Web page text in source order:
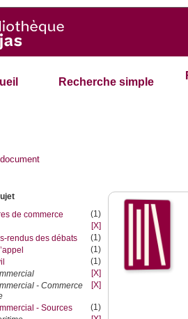
Recherche simple
document
de commerce
(1)
[X]
rendus des débats
(1)
(1)
(1)
[X]
- Commerce
[X]
- Sources
(1)